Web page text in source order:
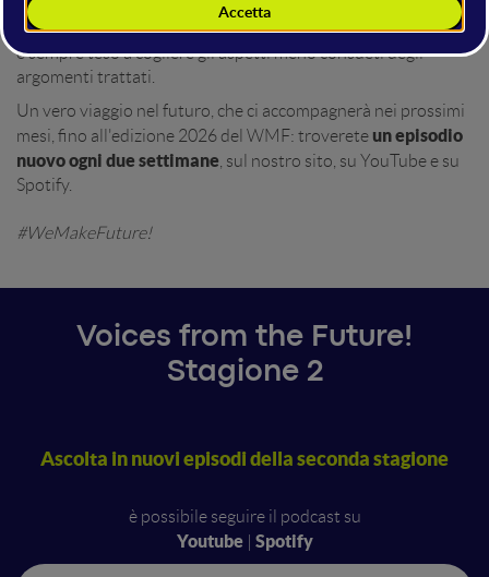
ovviamenteintelligenza artificiale, in un dialogo mai banale
e sempre teso a cogliere gli aspetti meno consueti degli
argomenti trattati.
Un vero viaggio nel futuro, che ci accompagnerà nei prossimi
mesi, fino all'edizione 2026 del WMF: troverete un episodio
nuovo ogni due settimane , sul nostro sito, su YouTube e su
Spotify.
#WeMakeFuture!
Voices from the Future!
Stagione 2
Ascolta in nuovi episodi della seconda stagione
è possibile seguire il podcast su
Youtube| Spotify